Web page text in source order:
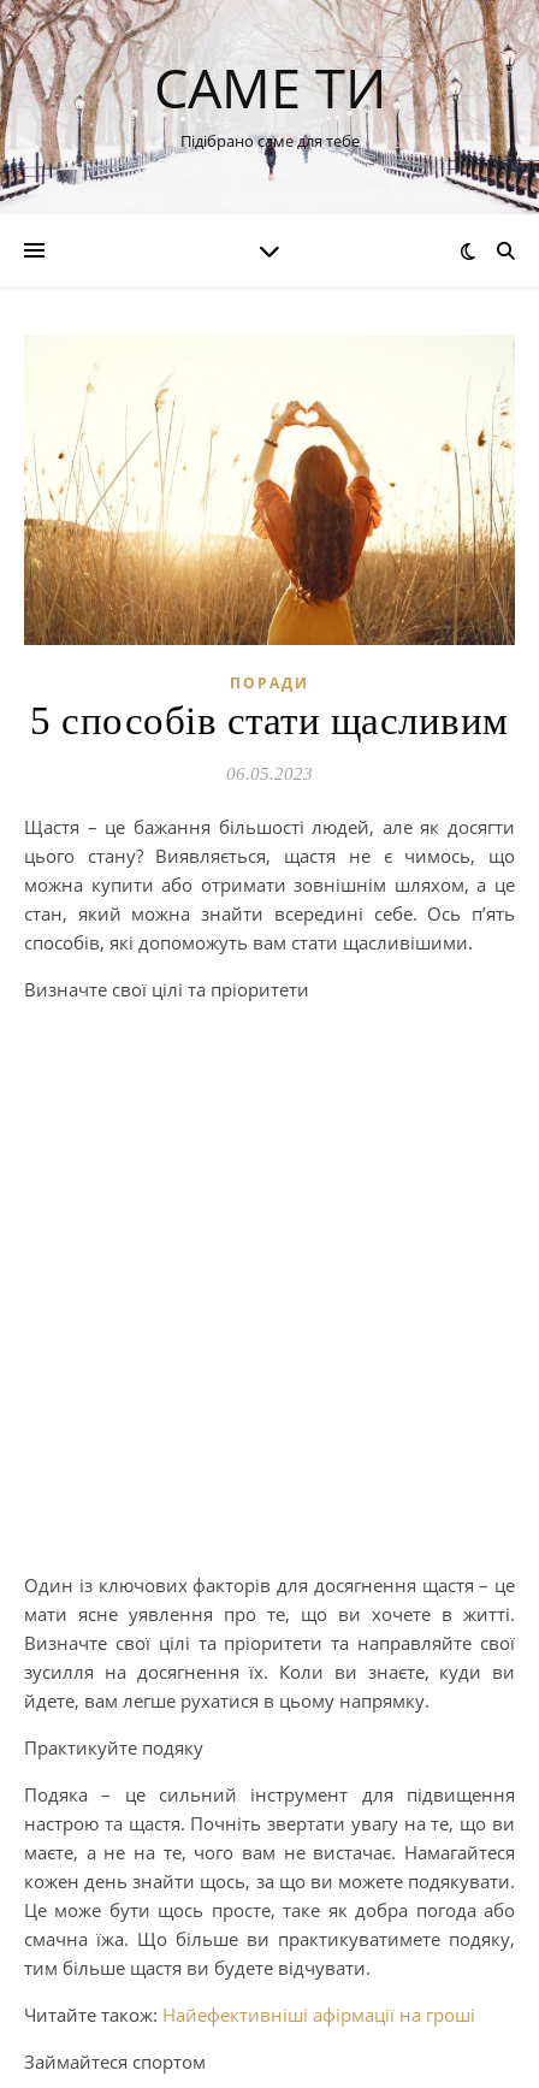
САМЕ ТИ
Підібрано саме для тебе
ПОРАДИ
5 способів стати щасливим
06.05.2023
Щастя – це бажання більшості людей, але як досягти
цього стану? Виявляється, щастя не є чимось, що
можна купити або отримати зовнішнім шляхом, а це
стан, який можна знайти всередині себе. Ось п’ять
способів, які допоможуть вам стати щасливішими.
Визначте свої цілі та пріоритети
Один із ключових факторів для досягнення щастя – це
мати ясне уявлення про те, що ви хочете в житті.
Визначте свої цілі та пріоритети та направляйте свої
зусилля на досягнення їх. Коли ви знаєте, куди ви
йдете, вам легше рухатися в цьому напрямку.
Практикуйте подяку
Подяка – це сильний інструмент для підвищення
настрою та щастя. Почніть звертати увагу на те, що ви
маєте, а не на те, чого вам не вистачає. Намагайтеся
кожен день знайти щось, за що ви можете подякувати.
Це може бути щось просте, таке як добра погода або
смачна їжа. Що більше ви практикуватимете подяку,
тим більше щастя ви будете відчувати.
Читайте також: Найефективніші афірмації на гроші
Займайтеся спортом